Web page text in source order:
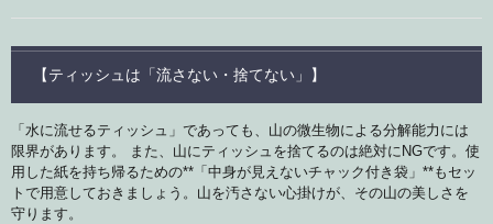
【ティッシュは「流さない・捨てない」】
「水に流せるティッシュ」であっても、山の微生物による分解能力には
限界があります。 また、山にティッシュを捨てるのは絶対にNGです。使
用した紙を持ち帰るための**「中身が見えないチャック付き袋」**もセッ
トで用意しておきましょう。山を汚さない心掛けが、その山の美しさを
守ります。